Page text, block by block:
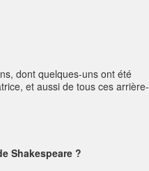
dont quelques-uns ont été
et aussi de tous ces arrière-
Shakespeare ?